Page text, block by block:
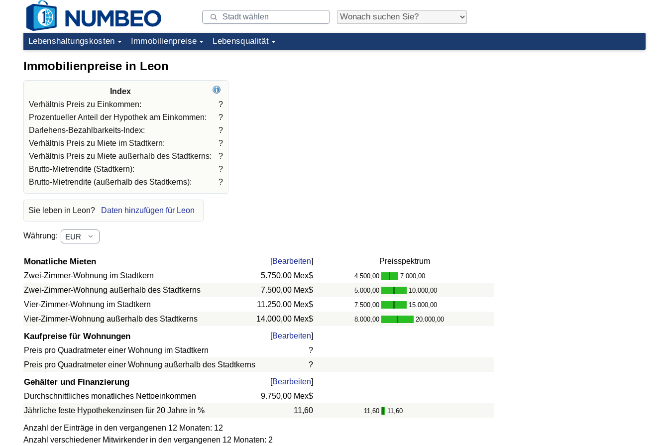
Lebenshaltungskosten Immobilienpreise Lebensqualität
Immobilienpreise in Leon
Index
Verhältnis Preis zu Einkommen:
?
Prozentueller Anteil der Hypothek am Einkommen:
?
Darlehens-Bezahlbarkeits-Index:
?
Verhältnis Preis zu Miete im Stadtkern:
?
Verhältnis Preis zu Miete außerhalb des Stadtkerns:
?
Brutto-Mietrendite (Stadtkern):
?
Brutto-Mietrendite (außerhalb des Stadtkerns):
?
Sie leben in Leon? Daten hinzufügen für Leon
Währung:
Monatliche Mieten [Bearbeiten]
Preisspektrum
Zwei-Zimmer-Wohnung im Stadtkern
5.750,00 Mex$ 4.500,00 - 7.000,00
Zwei-Zimmer-Wohnung außerhalb des Stadtkerns 7.500,00 Mex$ 5.000,00 - 10.000,00
Vier-Zimmer-Wohnung im Stadtkern 11.250,00 Mex$ 7.500,00 - 15.000,00
Vier-Zimmer-Wohnung außerhalb des Stadtkerns 14.000,00 Mex$ 8.000,00 - 20.000,00
Kaufpreise für Wohnungen [Bearbeiten]
Preis pro Quadratmeter einer Wohnung im Stadtkern
?
Preis pro Quadratmeter einer Wohnung außerhalb des Stadtkerns
?
Gehälter und Finanzierung [Bearbeiten]
Durchschnittliches monatliches Nettoeinkommen
9.750,00 Mex$
Jährliche feste Hypothekenzinsen für 20 Jahre in %
11,60 11,60 - 11,60
Anzahl der Einträge in den vergangenen 12 Monaten: 12
Anzahl verschiedener Mitwirkender in den vergangenen 12 Monaten: 2